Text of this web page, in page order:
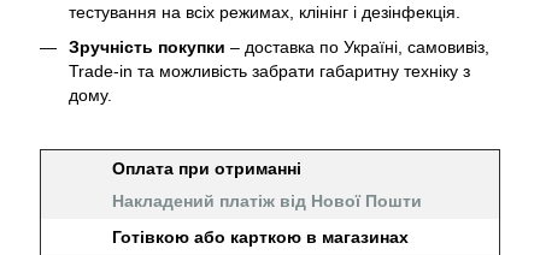
тестування на всіх режимах, клінінг і дезінфекція.
Зручність покупки – доставка по Україні, самовивіз,
Trade-in та можливість забрати габаритну техніку з
дому.
Оплата при отриманні
Накладений платіж від Нової Пошти
Готівкою або карткою в магазинах